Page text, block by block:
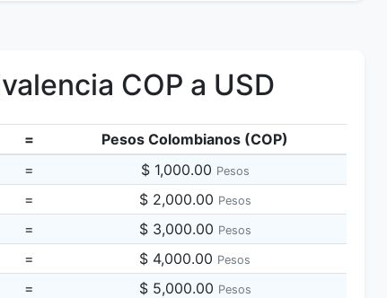
COP a USD
=
Pesos Colombianos (COP)
= $ 1,000.00 Pesos
= $ 2,000.00 Pesos
= $ 3,000.00 Pesos
= $ 4,000.00 Pesos
= $ 5,000.00 Pesos